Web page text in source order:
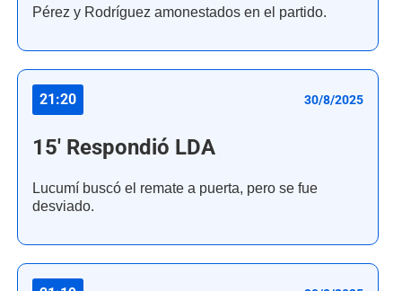
Pérez y Rodríguez amonestados en el partido.
21:20 30/8/2025
15' Respondió LDA
Lucumí buscó el remate a puerta, pero se fue
desviado.